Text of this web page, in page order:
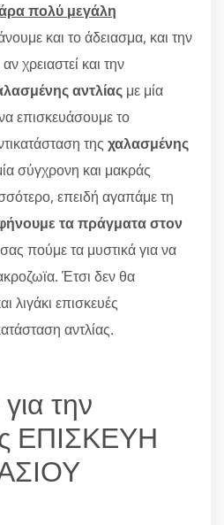
πολύ μεγάλη
και το άδειασμα, και την
χρειαστεί και την
αντλίας με μία
επισκευάσουμε το
της χαλασμένης
σύγχρονη και μακράς
επειδή αγαπάμε τη
τα πράγματα στον
πούμε τα μυστικά για να
Έτσι δεν θα
λιγάκι επισκευές
αντλίας.
την
ΕΠΙΣΚΕΥΗ